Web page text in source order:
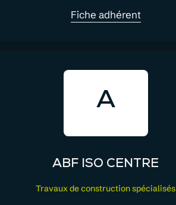
Fiche adhérent
A
ABF ISO CENTRE
Travaux de construction spécialisés